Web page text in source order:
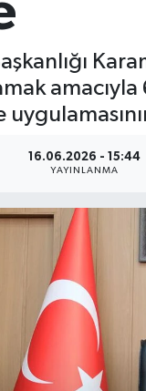
16.06.2026 - 15:44
YAYINLANMA